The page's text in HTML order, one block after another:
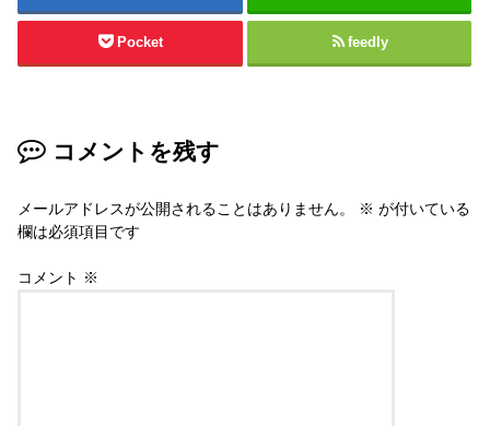
Pocket feedly
コメントを残す
メールアドレスが公開されることはありません。 ※ が付いている
欄は必須項目です
コメント ※